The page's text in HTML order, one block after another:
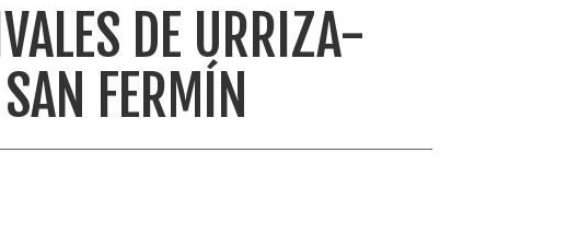
DE URRIZA-
FERMÍN